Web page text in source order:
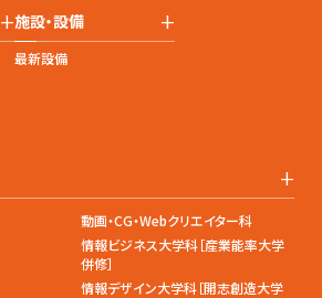
+施設・設備 +
最新設備
+
動画・CG・Webクリエイター科
情報ビジネス大学科［産業能率大学
併修］
情報デザイン大学科［開志創造大学